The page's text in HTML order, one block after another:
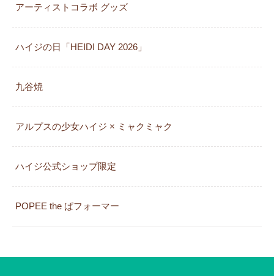
アーティストコラボ グッズ
ハイジの日「HEIDI DAY 2026」
九谷焼
アルプスの少女ハイジ × ミャクミャク
ハイジ公式ショップ限定
POPEE the ぱフォーマー